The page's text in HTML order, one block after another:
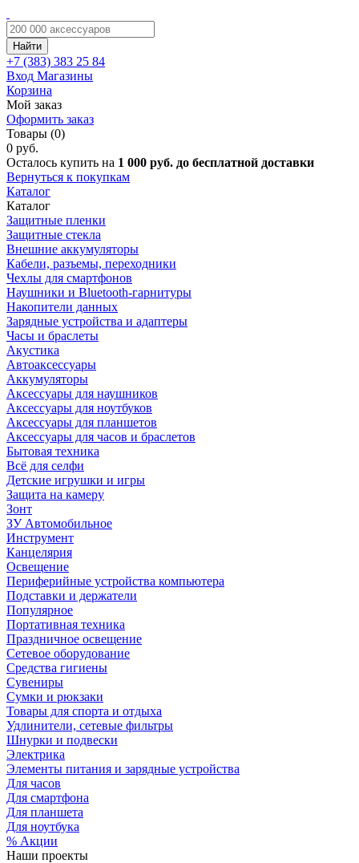
Найти
+7 (383) 383 25 84
Вход Магазины
Корзина
Мой заказ
Оформить заказ
Товары (0)
0 руб.
Осталось купить на 1 000 руб. до бесплатной доставки
Вернуться к покупкам
Каталог
Каталог
Защитные пленки
Защитные стекла
Внешние аккумуляторы
Кабели, разъемы, переходники
Чехлы для смартфонов
Наушники и Bluetooth-гарнитуры
Накопители данных
Зарядные устройства и адаптеры
Часы и браслеты
Акустика
Автоаксессуары
Аккумуляторы
Аксессуары для наушников
Аксессуары для ноутбуков
Аксессуары для планшетов
Аксессуары для часов и браслетов
Бытовая техника
Всё для селфи
Детские игрушки и игры
Защита на камеру
Зонт
ЗУ Автомобильное
Инструмент
Канцелярия
Освещение
Периферийные устройства компьютера
Подставки и держатели
Популярное
Портативная техника
Праздничное освещение
Сетевое оборудование
Средства гигиены
Сувениры
Сумки и рюкзаки
Товары для спорта и отдыха
Удлинители, сетевые фильтры
Шнурки и подвески
Электрика
Элементы питания и зарядные устройства
Для часов
Для смартфона
Для планшета
Для ноутбука
% Акции
Наши проекты